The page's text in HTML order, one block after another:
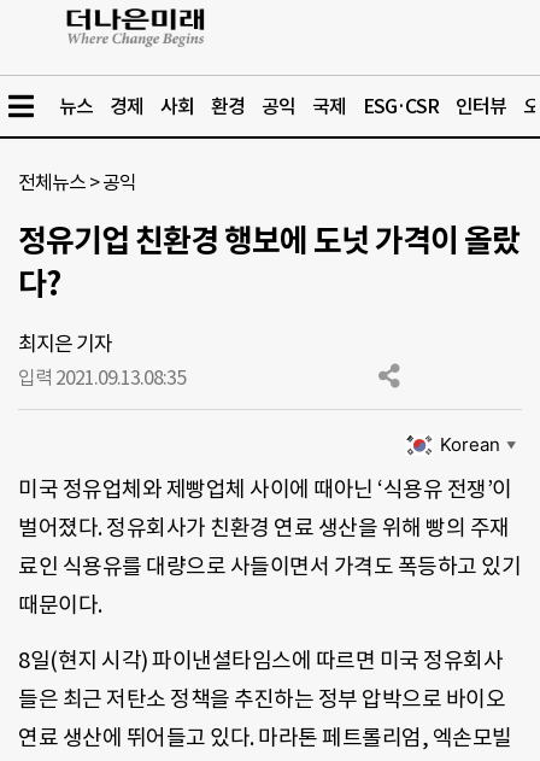
뉴스 경제 사회 환경 공익 국제 ESG·CSR 인터뷰
전체뉴스 >공익
정유기업 친환경 행보에 도넛 가격이 올랐
다?
최지은 기자
입력 2021.09.13.08:35
Korean ▼
미국 정유업체와 제빵업체 사이에 때아닌 ‘식용유 전쟁’이
벌어졌다. 정유회사가 친환경 연료 생산을 위해 빵의 주재
료인 식용유를 대량으로 사들이면서 가격도 폭등하고 있기
때문이다.
8일(현지 시각) 파이낸셜타임스에 따르면 미국 정유회사
들은 최근 저탄소 정책을 추진하는 정부 압박으로 바이오
연료 생산에 뛰어들고 있다. 마라톤 페트롤리엄, 엑손모빌